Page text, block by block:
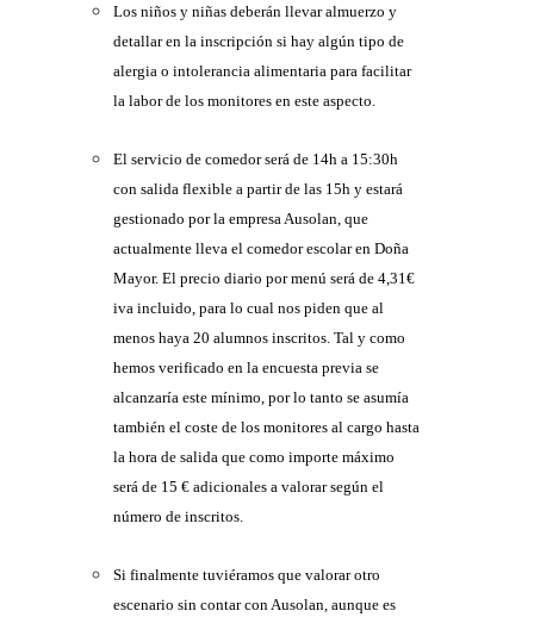
Los niños y niñas deberán llevar almuerzo y
detallar en la inscripción si hay algún tipo de
alergia o intolerancia alimentaria para facilitar
la labor de los monitores en este aspecto.
El servicio de comedor será de 14h a 15:30h
con salida flexible a partir de las 15h y estará
gestionado por la empresa Ausolan, que
actualmente lleva el comedor escolar en Doña
Mayor. El precio diario por menú será de 4,31€
iva incluido, para lo cual nos piden que al
menos haya 20 alumnos inscritos. Tal y como
hemos verificado en la encuesta previa se
alcanzaría este mínimo, por lo tanto se asumía
también el coste de los monitores al cargo hasta
la hora de salida que como importe máximo
será de 15 € adicionales a valorar según el
número de inscritos.
Si finalmente tuviéramos que valorar otro
escenario sin contar con Ausolan, aunque es